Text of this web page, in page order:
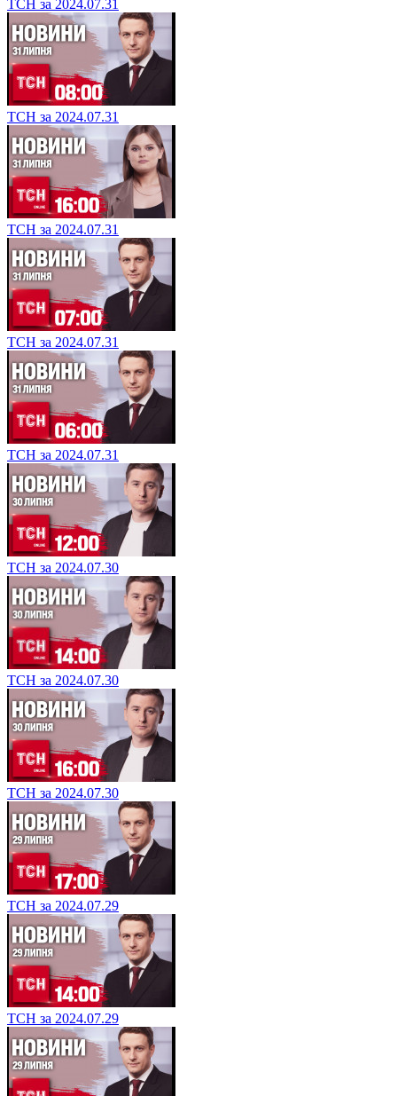
ТСН за 2024.07.31
ТСН за 2024.07.31
ТСН за 2024.07.31
ТСН за 2024.07.31
ТСН за 2024.07.31
ТСН за 2024.07.30
ТСН за 2024.07.30
ТСН за 2024.07.30
ТСН за 2024.07.29
ТСН за 2024.07.29